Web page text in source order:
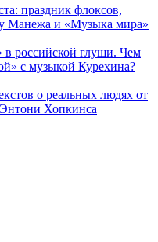
праздник флоксов,
Манежа и «Музыка мира»
российской глуши. Чем
с музыкой Курехина?
о реальных людях от
Хопкинса